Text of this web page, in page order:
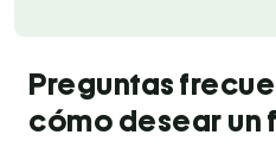
Preguntas
cómo desear un